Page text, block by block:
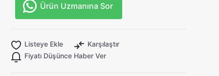
Ürün Uzmanına Sor
Listeye Ekle
Karşılaştır
Fiyatı Düşünce Haber Ver